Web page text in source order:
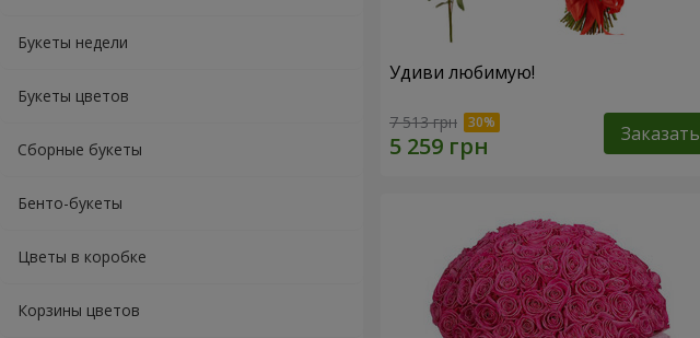
Букеты недели
Букеты цветов
Сборные букеты
Бенто-букеты
Цветы в коробке
Корзины цветов
Удиви любимую!
7 513 грн Заказать